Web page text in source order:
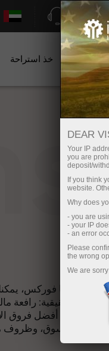
الدعم
خذ استراحة
مع إنستا فوركس،
وبعض من أفضل فروق
السوق، وظروف
DEAR
Your IP
you are
deposit/
If you think
website.
Why does
- you are
- your IP
- an error
Please
the wrong
We are